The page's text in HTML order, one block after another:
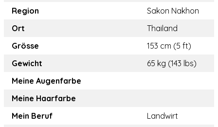
Region
Sakon Nakhon
Ort
Thailand
Grösse
153 cm (5 ft)
Gewicht
65 kg (143 lbs)
Meine Augenfarbe
Meine Haarfarbe
Mein Beruf
Landwirt